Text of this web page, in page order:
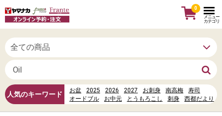
人気のキーワード お盆 2025 2026 2027 お刺身 南高梅
寿司
オードブル
お中元 とうもろこし 刺身
西都だより
0
メニュー
カテゴリ